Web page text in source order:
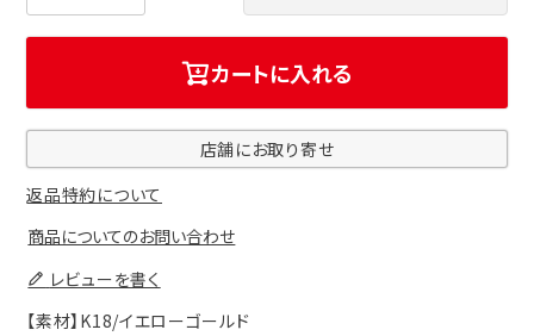
カートに入れる
店舗にお取り寄せ
返品特約について
商品についてのお問い合わせ
レビューを書く
【素材】K18/イエローゴールド